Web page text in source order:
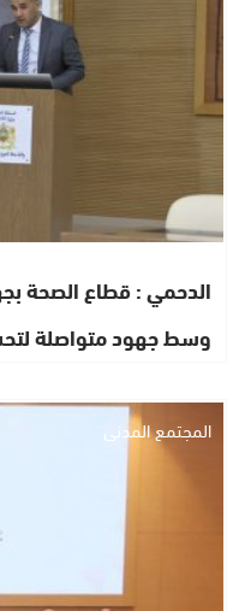
الدحمي : قطاع الصحة
وسط جهود متواصلة
المجتمع المدني